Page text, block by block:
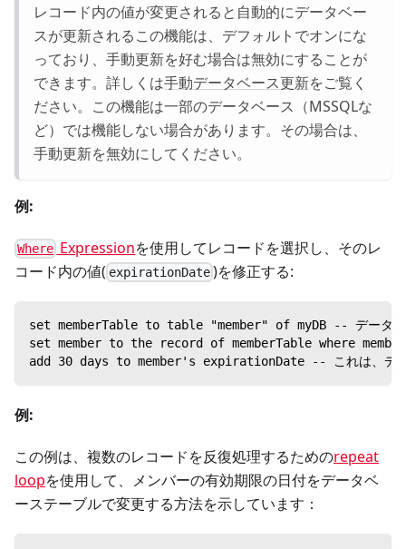
レコード内の値が変更されると自動的にデータベー
スが更新されるこの機能は、デフォルトでオンにな
っており、手動更新を好む場合は無効にすることが
できます。詳しくは手動データベース更新をご覧く
ださい。この機能は一部のデータベース（MSSQLな
ど）では機能しない場合があります。その場合は、
手動更新を無効にしてください。
例:
Where Expressionを使用してレコードを選択し、そのレ
コード内の値( expirationDate )を修正する:
set memberTable to table "member" of myDB -- データベー
set member to the record of memberTable where
add 30 days to member's expirationDate -- これは、デー
例:
この例は、複数のレコードを反復処理するためのrepeat
loopを使用して、メンバーの有効期限の日付をデータベ
ーステーブルで変更する方法を示しています：